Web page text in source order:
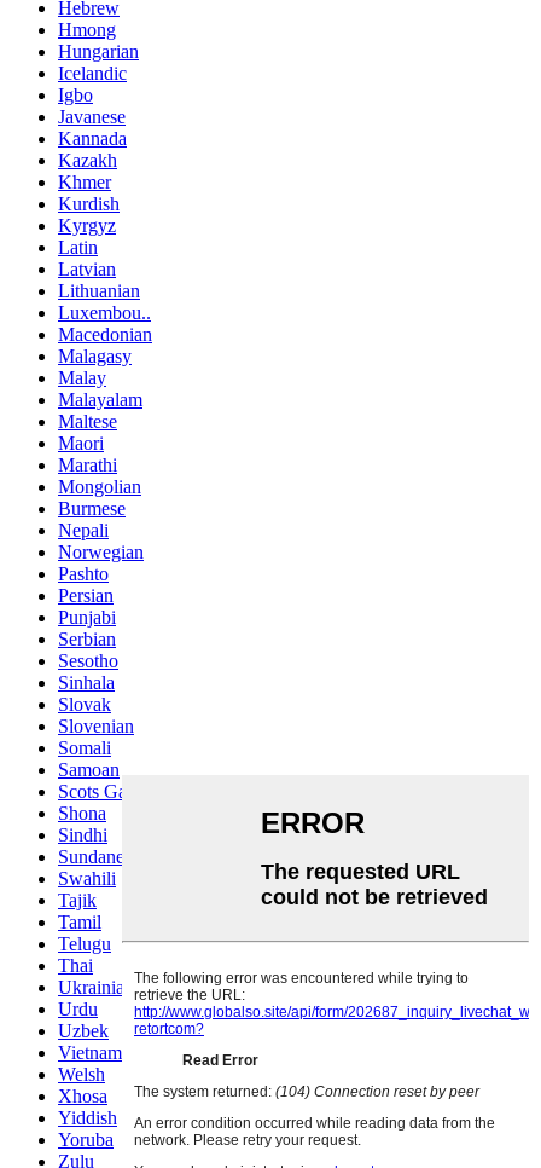
Hebrew
Hmong
Hungarian
Icelandic
Igbo
Javanese
Kannada
Kazakh
Khmer
Kurdish
Kyrgyz
Latin
Latvian
Lithuanian
Luxembou..
Macedonian
Malagasy
Malay
Malayalam
Maltese
Maori
Marathi
Mongolian
Burmese
Nepali
Norwegian
Pashto
Persian
Punjabi
Serbian
Sesotho
Sinhala
Slovak
Slovenian
Somali
Samoan
Scots Gaelic
Shona
Sindhi
Sundanese
Swahili
Tajik
Tamil
Telugu
Thai
Ukrainian
Urdu
Uzbek
Vietnamese
Welsh
Xhosa
Yiddish
Yoruba
Zulu